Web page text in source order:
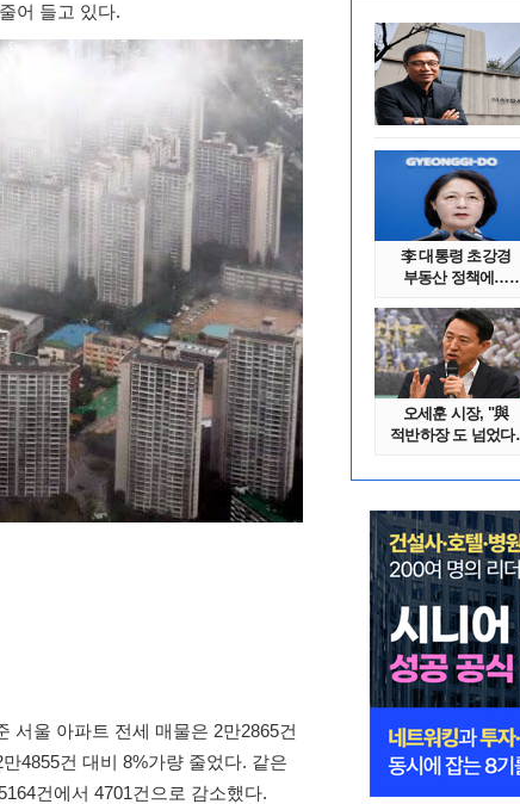
어 들고 있다.
서울 아파트 전세 매물은 2만2865건
4855건 대비 8%가량 줄었다. 같은
건에서 4701건으로 감소했다.
李 대통령 초강경
부동산 정책에…
오세훈 시장, "與
적반하장 도 넘었다"